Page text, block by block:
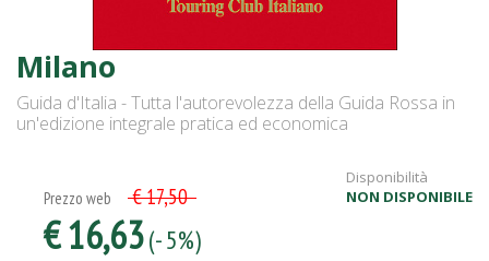
Milano
Guida d'Italia - Tutta l'autorevolezza della Guida Rossa in
un'edizione integrale pratica ed economica
Disponibilità
NON DISPONIBILE
Prezzo web € 17,50
€ 16,63(- 5%)